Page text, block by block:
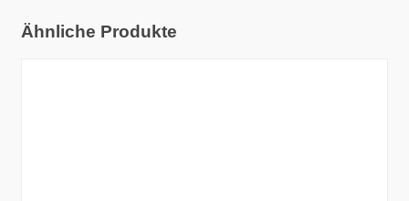
Ähnliche Produkte